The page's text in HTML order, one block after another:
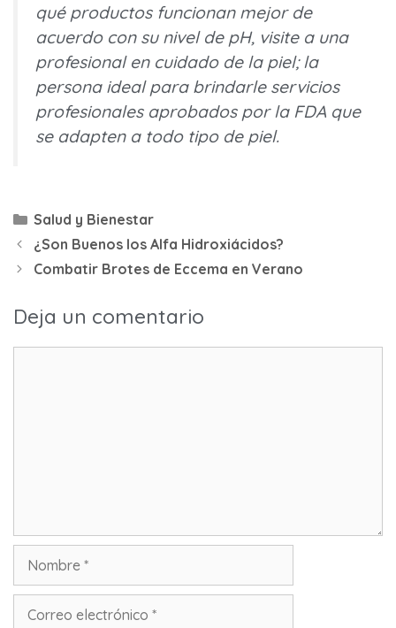
qué productos funcionan mejor de
acuerdo con su nivel de pH, visite a una
profesional en cuidado de la piel; la
persona ideal para brindarle servicios
profesionales aprobados por la FDA que
se adapten a todo tipo de piel.
Salud y Bienestar
¿Son Buenos los Alfa Hidroxiácidos?
Combatir Brotes de Eccema en Verano
Deja un comentario